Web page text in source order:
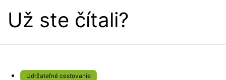
Už ste čítali?
Udržateľné cestovanie